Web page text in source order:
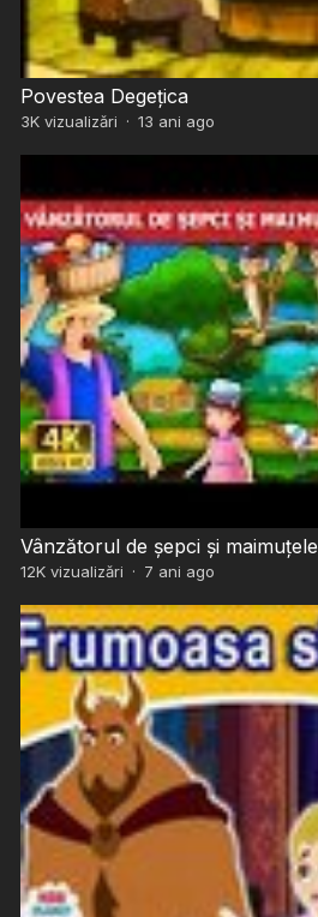
Povestea Degețica
3Kvizualizări · 13 ani ago
Vânzătorul de șepci și maimuțele
12Kvizualizări · 7 ani ago